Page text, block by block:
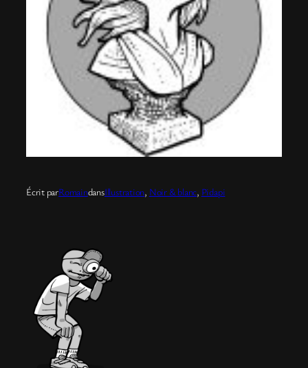
Écrit parRomaindansIllustration, Noir & blanc, Pidapi